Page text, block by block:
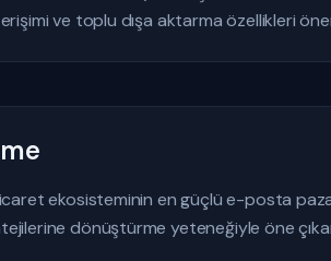
ve toplu dışa aktarma özellikleri
ekosisteminin en güçlü e-posta
dönüştürme yeteneğiyle öne